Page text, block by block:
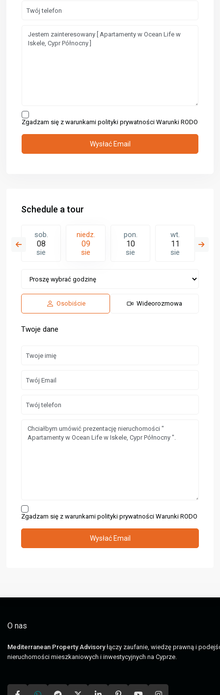
Zgadzam się z warunkami polityki prywatnościWarunki RODO
Schedule a tour
sob.
08
sie
niedz.
09
sie
pon.
10
sie
wt.
11
sie
Osobiście Wideorozmowa
Twoje dane
Zgadzam się z warunkami polityki prywatnościWarunki RODO
O nas
Mediterranean Property Advisoryłączy zaufanie, wiedzę prawną i
nieruchomości mieszkaniowych i inwestycyjnych na Cyprze.